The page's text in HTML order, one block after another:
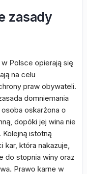
zasady
Polsce opierają się
na celu
praw obywateli.
domniemania
oskarżona o
dopóki jej wina nie
istotną
kar, która nakazuje,
do stopnia winy oraz
Prawo karne w